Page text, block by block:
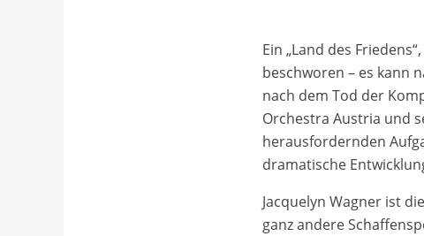
Ein „Land des
beschworen – es kann
nach dem Tod der
Orchestra Austria und
herausfordernden
dramatische
Jacquelyn Wagner ist
ganz andere